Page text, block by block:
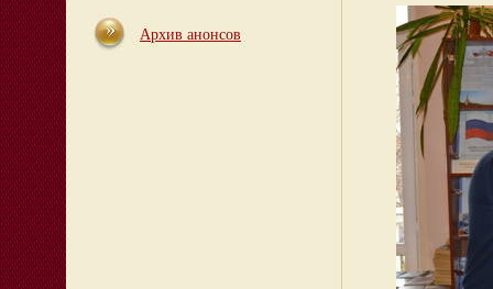
Архив анонсов